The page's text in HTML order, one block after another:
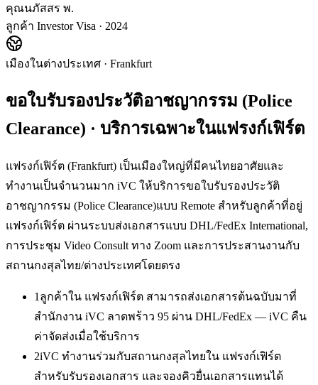
คุณนภัสสร พ.
ลูกค้า Investor Visa · 2024
เมืองในต่างประเทศ · Frankfurt
ขอใบรับรองประวัติอาชญากรรม (Police
Clearance) · บริการเฉพาะในแฟรงก์เฟิร์ต
แฟรงก์เฟิร์ต (Frankfurt) เป็นเมืองใหญ่ที่มีคนไทยอาศัยและ
ทำงานเป็นจำนวนมาก iVC ให้บริการขอใบรับรองประวัติ
อาชญากรรม (Police Clearance)แบบ Remote สำหรับลูกค้าที่อยู่
แฟรงก์เฟิร์ต ผ่านระบบส่งเอกสารแบบ DHL/FedEx International,
การประชุม Video Consult ทาง Zoom และการประสานงานกับ
สถานกงสุลไทย/ต่างประเทศโดยตรง
1 ลูกค้าใน แฟรงก์เฟิร์ต สามารถส่งเอกสารต้นฉบับมาที่
สำนักงาน iVC ลาดพร้าว 95 ผ่าน DHL/FedEx — iVC คืน
ค่าจัดส่งเมื่อใช้บริการ
2iVC ทำงานร่วมกับสถานกงสุลไทยใน แฟรงก์เฟิร์ต
สำหรับรับรองเอกสาร และจองคิวยื่นเอกสารแทนได้